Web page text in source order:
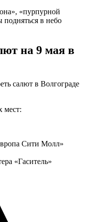
«пурпурной
в небо
на 9 мая в
салют в Волгограде
мест:
Сити Молл»
«Гаситель»